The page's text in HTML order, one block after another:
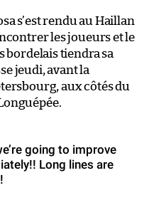
s’est rendu au Haillan
les joueurs et le
bordelais tiendra sa
jeudi, avant la
aux côtés du
going to improve
Long lines are